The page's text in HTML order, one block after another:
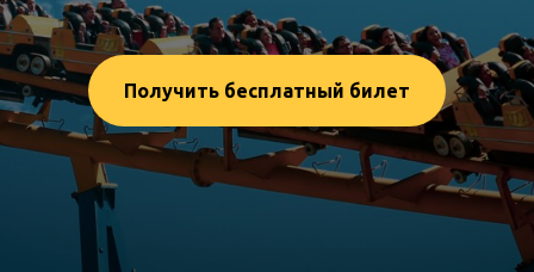
Получить бесплатный билет